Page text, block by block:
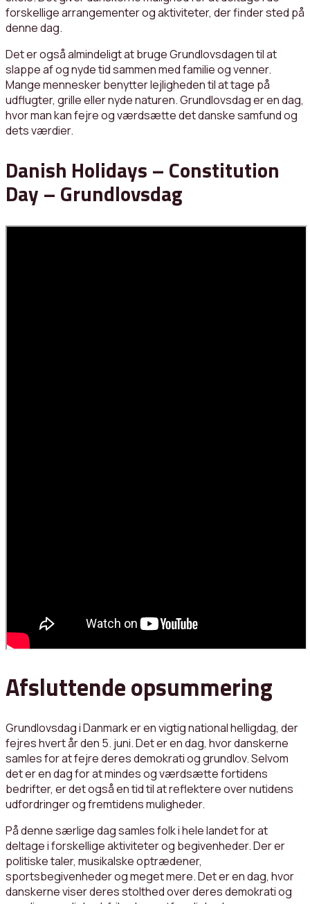
forskellige arrangementer og aktiviteter, der finder sted på
denne dag.
Det er også almindeligt at bruge Grundlovsdagen til at
slappe af og nyde tid sammen med familie og venner.
Mange mennesker benytter lejligheden til at tage på
udflugter, grille eller nyde naturen. Grundlovsdag er en dag,
hvor man kan fejre og værdsætte det danske samfund og
dets værdier.
Danish Holidays – Constitution
Day – Grundlovsdag
Afsluttende opsummering
Grundlovsdag i Danmark er en vigtig national helligdag, der
fejres hvert år den 5. juni. Det er en dag, hvor danskerne
samles for at fejre deres demokrati og grundlov. Selvom
det er en dag for at mindes og værdsætte fortidens
bedrifter, er det også en tid til at reflektere over nutidens
udfordringer og fremtidens muligheder.
På denne særlige dag samles folk i hele landet for at
deltage i forskellige aktiviteter og begivenheder. Der er
politiske taler, musikalske optrædener,
sportsbegivenheder og meget mere. Det er en dag, hvor
danskerne viser deres stolthed over deres demokrati og